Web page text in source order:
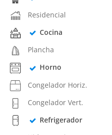
Residencial
Cocina
Plancha
Horno
Congelador Horiz.
Congelador Vert.
Refrigerador